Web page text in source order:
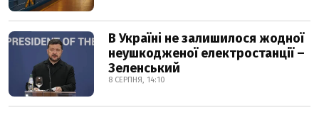
В Україні не залишилося жодної
неушкодженої електростанції –
Зеленський
8 СЕРПНЯ, 14:10